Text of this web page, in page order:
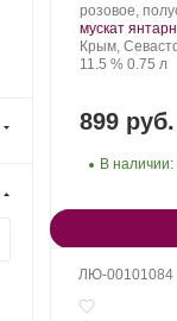
Золотая
Балка.
розовое,
мускат
Регион:
Крым,
Крепость
11.5 %. Объем
0.75 л
899 руб.
В наличии:
ЛЮ-00101084